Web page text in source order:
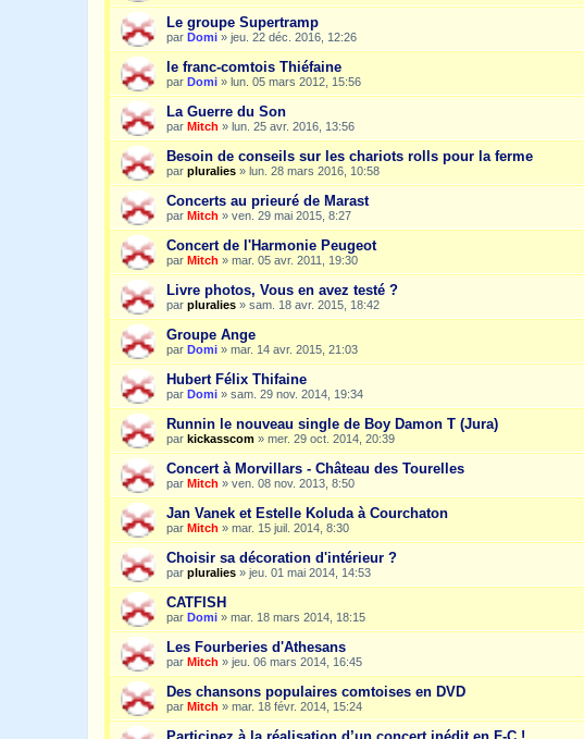
Le groupe Supertramp
par Domi » jeu. 22 déc. 2016, 12:26
le franc-comtois Thiéfaine
par Domi » lun. 05 mars 2012, 15:56
La Guerre du Son
par Mitch » lun. 25 avr. 2016, 13:56
Besoin de conseils sur les chariots rolls pour la ferme
par pluralies » lun. 28 mars 2016, 10:58
Concerts au prieuré de Marast
par Mitch » ven. 29 mai 2015, 8:27
Concert de l'Harmonie Peugeot
par Mitch » mar. 05 avr. 2011, 19:30
Livre photos, Vous en avez testé ?
par pluralies » sam. 18 avr. 2015, 18:42
Groupe Ange
par Domi » mar. 14 avr. 2015, 21:03
Hubert Félix Thifaine
par Domi » sam. 29 nov. 2014, 19:34
Runnin le nouveau single de Boy Damon T (Jura)
par kickasscom » mer. 29 oct. 2014, 20:39
Concert à Morvillars - Château des Tourelles
par Mitch » ven. 08 nov. 2013, 8:50
Jan Vanek et Estelle Koluda à Courchaton
par Mitch » mar. 15 juil. 2014, 8:30
Choisir sa décoration d'intérieur ?
par pluralies » jeu. 01 mai 2014, 14:53
CATFISH
par Domi » mar. 18 mars 2014, 18:15
Les Fourberies d'Athesans
par Mitch » jeu. 06 mars 2014, 16:45
Des chansons populaires comtoises en DVD
par Mitch » mar. 18 févr. 2014, 15:24